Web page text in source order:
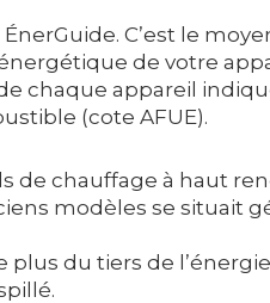
C’est le
de votre
chaque appareil
(cote AFUE).
de chauffage à haut
modèles se situait
plus du tiers de